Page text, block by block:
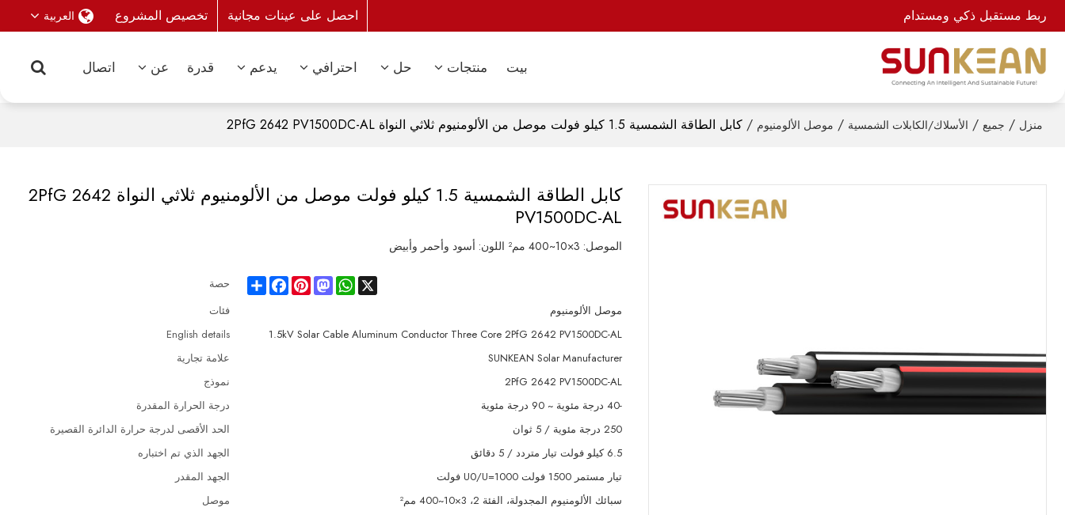
ربط مستقبل ذكي ومستدام احصل على عينات مجانية تخصيص المشروع العربية
بيت منتجات حل احترافي يدعم قدرة عن اتصال
منزل / جميع / الأسلاك/الكابلات الشمسية / موصل الألومنيوم / كابل الطاقة الشمسية 1.5 كيلو فولت موصل من الألومنيوم ثلاثي النواة 2PfG 2642 PV1500DC-AL
كابل الطاقة الشمسية 1.5 كيلو فولت موصل من الألومنيوم ثلاثي النواة 2PfG 2642
PV1500DC-AL
الموصل: 3×10~400 مم² اللون: أسود وأحمر وأبيض
حصة Share
FacebookPinterestMastodon
WhatsApp
X
فئات
موصل الألومنيوم
English details
1.5kV Solar Cable Aluminum Conductor Three Core 2PfG 2642 PV1500DC-AL
علامة تجارية
SUNKEAN Solar Manufacturer
نموذج
2PfG 2642 PV1500DC-AL
درجة الحرارة المقدرة
-40 درجة مئوية ~ 90 درجة مئوية
الحد الأقصى لدرجة حرارة الدائرة القصيرة
250 درجة مئوية / 5 ثوان
الجهد الذي تم اختباره
6.5 كيلو فولت تيار متردد / 5 دقائق
الجهد المقدر
تيار مستمر 1500 فولت U0/U=1000 فولت
موصل
سبائك الألومنيوم المجدولة، الفئة 2، 3×10~400 مم²